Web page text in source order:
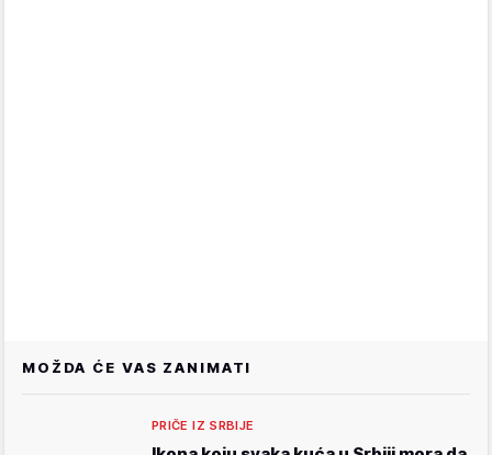
MOŽDA ĆE VAS ZANIMATI
PRIČE IZ SRBIJE